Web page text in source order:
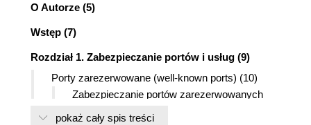
O Autorze (5)
Wstęp (7)
Rozdział 1. Zabezpieczanie portów i usług (9)
Porty zarezerwowane (well-known ports) (10)
Zabezpieczanie portów zarezerwowanych
(10)
pokaż cały spis treści